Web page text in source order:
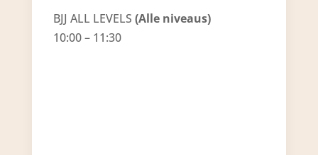
BJJ ALL LEVELS (Alle niveaus)
10:00 – 11:30